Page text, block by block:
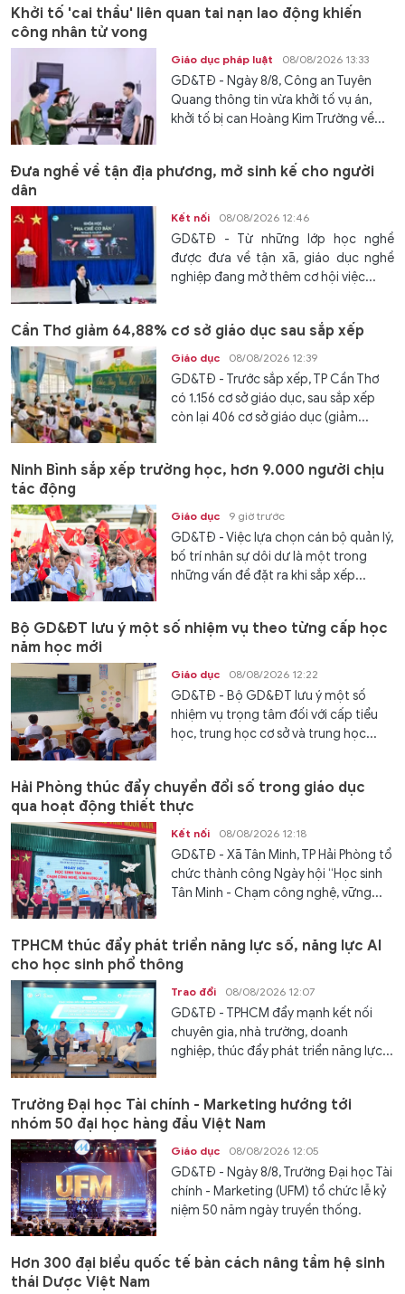
Khởi tố 'cai thầu' liên quan tai nạn lao động khiến
công nhân tử vong
Giáo dục pháp luật 08/08/2026 13:33
GD&TĐ - Ngày 8/8, Công an Tuyên
Quang thông tin vừa khởi tố vụ án,
khởi tố bị can Hoàng Kim Trường về...
Đưa nghề về tận địa phương, mở sinh kế cho người
dân
Kết nối 08/08/2026 12:46
GD&TĐ - Từ những lớp học nghề
được đưa về tận xã, giáo dục nghề
nghiệp đang mở thêm cơ hội việc...
Cần Thơ giảm 64,88% cơ sở giáo dục sau sắp xếp
Giáo dục 08/08/2026 12:39
GD&TĐ - Trước sắp xếp, TP Cần Thơ
có 1.156 cơ sở giáo dục, sau sắp xếp
còn lại 406 cơ sở giáo dục (giảm...
Ninh Bình sắp xếp trường học, hơn 9.000 người chịu
tác động
Giáo dục 9 giờ trước
GD&TĐ - Việc lựa chọn cán bộ quản lý,
bố trí nhân sự dôi dư là một trong
những vấn đề đặt ra khi sắp xếp...
Bộ GD&ĐT lưu ý một số nhiệm vụ theo từng cấp học
năm học mới
Giáo dục 08/08/2026 12:22
GD&TĐ - Bộ GD&ĐT lưu ý một số
nhiệm vụ trọng tâm đối với cấp tiểu
học, trung học cơ sở và trung học...
Hải Phòng thúc đẩy chuyển đổi số trong giáo dục
qua hoạt động thiết thực
Kết nối 08/08/2026 12:18
GD&TĐ - Xã Tân Minh, TP Hải Phòng tổ
chức thành công Ngày hội “Học sinh
Tân Minh - Chạm công nghệ, vững...
TPHCM thúc đẩy phát triển năng lực số, năng lực AI
cho học sinh phổ thông
Trao đổi 08/08/2026 12:07
GD&TĐ - TPHCM đẩy mạnh kết nối
chuyên gia, nhà trường, doanh
nghiệp, thúc đẩy phát triển năng lực...
Trường Đại học Tài chính - Marketing hướng tới
nhóm 50 đại học hàng đầu Việt Nam
Giáo dục 08/08/2026 12:05
GD&TĐ - Ngày 8/8, Trường Đại học Tài
chính - Marketing (UFM) tổ chức lễ kỷ
niệm 50 năm ngày truyền thống.
Hơn 300 đại biểu quốc tế bàn cách nâng tầm hệ sinh
thái Dược Việt Nam